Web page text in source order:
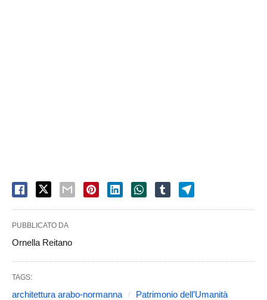
PUBBLICATO DA
Ornella Reitano
TAGS:
architettura arabo-normanna
Patrimonio dell’Umanità